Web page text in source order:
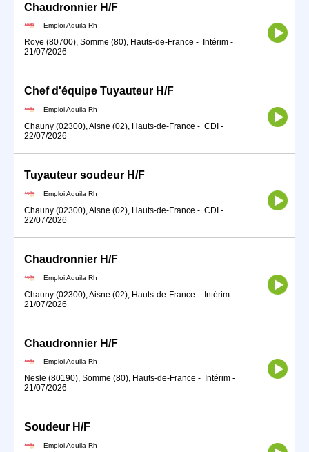
Chaudronnier H/F
Emploi Aquila Rh
Roye (80700), Somme (80), Hauts-de-France - Intérim -
21/07/2026
Chef d'équipe Tuyauteur H/F
Emploi Aquila Rh
Chauny (02300), Aisne (02), Hauts-de-France - CDI -
22/07/2026
Tuyauteur soudeur H/F
Emploi Aquila Rh
Chauny (02300), Aisne (02), Hauts-de-France - CDI -
22/07/2026
Chaudronnier H/F
Emploi Aquila Rh
Chauny (02300), Aisne (02), Hauts-de-France - Intérim -
21/07/2026
Chaudronnier H/F
Emploi Aquila Rh
Nesle (80190), Somme (80), Hauts-de-France - Intérim -
21/07/2026
Soudeur H/F
Emploi Aquila Rh